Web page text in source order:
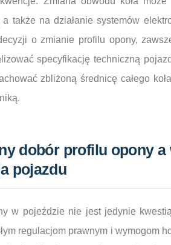
a także na działanie systemów
o zmianie profilu opony,
specyfikację techniczną
zbliżoną średnicę całego
dobór profilu opony a
pojazdu
w pojeździe nie jest jedynie
regulacjom prawnym i wymogom